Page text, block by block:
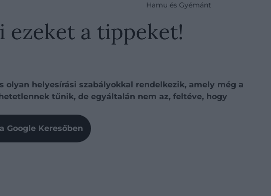
Hamu és Gyémánt
ezeket a tippeket!
olyan helyesírási szabályokkal rendelkezik, amely még a
tűnik, de egyáltalán nem az, feltéve, hogy
Google Keresőben